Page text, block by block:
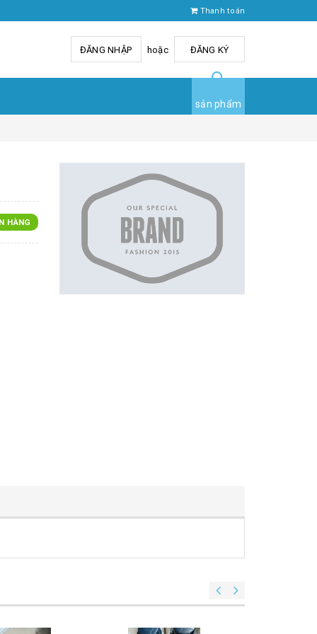
Thanh toán
ĐĂNG NHẬP hoặc ĐĂNG KÝ
sản phẩm
HÀNG